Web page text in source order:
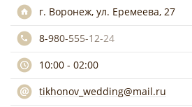
г. Воронеж, ул. Еремеева, 27
8-980-555-12-24
10:00 - 02:00
tikhonov_wedding@mail.ru